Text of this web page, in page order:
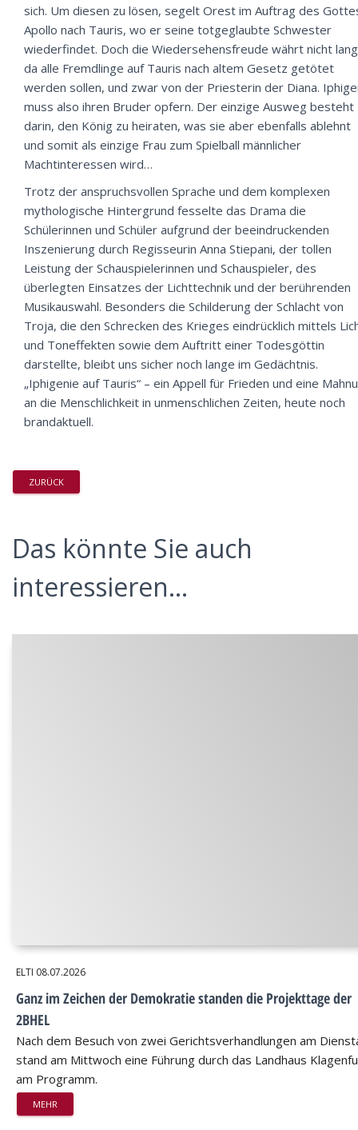
sich. Um diesen zu lösen, segelt Orest im Auftrag des
Apollo nach Tauris, wo er seine totgeglaubte Schwester
wiederfindet. Doch die Wiedersehensfreude währt nicht
da alle Fremdlinge auf Tauris nach altem Gesetz getötet
werden sollen, und zwar von der Priesterin der Diana.
muss also ihren Bruder opfern. Der einzige Ausweg besteht
darin, den König zu heiraten, was sie aber ebenfalls ablehnt
und somit als einzige Frau zum Spielball männlicher
Machtinteressen wird…
Trotz der anspruchsvollen Sprache und dem komplexen
mythologische Hintergrund fesselte das Drama die
Schülerinnen und Schüler aufgrund der beeindruckenden
Inszenierung durch Regisseurin Anna Stiepani, der tollen
Leistung der Schauspielerinnen und Schauspieler, des
überlegten Einsatzes der Lichttechnik und der berührenden
Musikauswahl. Besonders die Schilderung der Schlacht von
Troja, die den Schrecken des Krieges eindrücklich mittels
und Toneffekten sowie dem Auftritt einer Todesgöttin
darstellte, bleibt uns sicher noch lange im Gedächtnis.
„Iphigenie auf Tauris“ – ein Appell für Frieden und eine
an die Menschlichkeit in unmenschlichen Zeiten, heute noch
brandaktuell.
ZURÜCK
Das könnte Sie auch
interessieren...
ELTI 08.07.2026
Ganz im Zeichen der Demokratie standen die Projekttage der
2BHEL
Nach dem Besuch von zwei Gerichtsverhandlungen am
stand am Mittwoch eine Führung durch das Landhaus
am Programm.
MEHR